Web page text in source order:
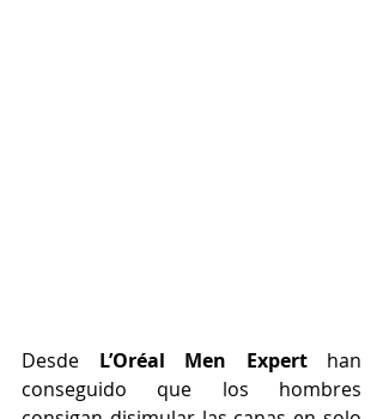
Desde L’Oréal Men Expert han
conseguido que los hombres